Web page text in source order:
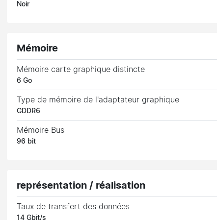
Noir
Mémoire
Mémoire carte graphique distincte
6 Go
Type de mémoire de l'adaptateur graphique
GDDR6
Mémoire Bus
96 bit
représentation / réalisation
Taux de transfert des données
14 Gbit/s